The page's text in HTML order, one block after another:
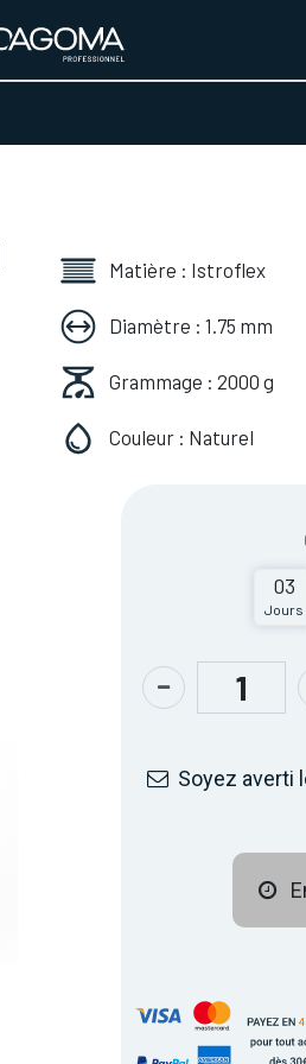
Matière : Istroflex
Diamètre : 1.75 mm
Grammage : 2000 g
Couleur : Naturel
03
Jours
Soyez averti